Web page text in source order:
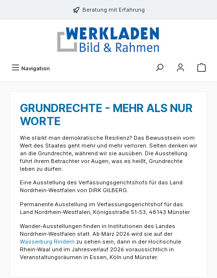
Beratung mit Erfahrung
Navigation
GRUNDRECHTE - MEHR ALS NUR
WORTE
Wie stärkt man demokratische Resilienz? Das Bewusstsein vom
Wert des Staates geht mehr und mehr verloren. Selten denken wir
an die Grundrechte, während wir sie ausüben. Die Ausstellung
führt ihrem Betrachter vor Augen, was es heißt, Grundrechte
leben zu dürfen.
Eine Ausstellung des Verfassungsgerichtshofs für das Land
Nordrhein-Westfalen von DIRK GILBERG.
Permanente Ausstellung im Verfassungsgerichtshof für das
Land Nordrhein-Westfalen, Königsstraße 51-53, 48143 Münster
Wander-Ausstellungen finden in Institutionen des Landes
Nordrhein-Westfalen statt. Ab März 2026 wird sie auf der
Wasserburg Rindern zu sehen sein, dann in der Hochschule
Rhein-Waal und im Jahresverlauf 2026 voraussichtlich in
Veranstaltungsräumen in Essen, Köln und Münster.